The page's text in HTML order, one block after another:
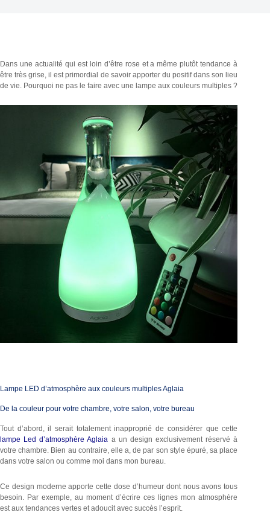
Dans une actualité qui est loin d’être rose et a même plutôt tendance à
être très grise, il est primordial de savoir apporter du positif dans son lieu
de vie. Pourquoi ne pas le faire avec une lampe aux couleurs multiples ?
Lampe LED d’atmosphère aux couleurs multiples Aglaia
De la couleur pour votre chambre, votre salon, votre bureau
Tout d’abord, il serait totalement inapproprié de considérer que cette
lampe Led d’atmosphère Aglaia a un design exclusivement réservé à
votre chambre. Bien au contraire, elle a, de par son style épuré, sa place
dans votre salon ou comme moi dans mon bureau.
Ce design moderne apporte cette dose d’humeur dont nous avons tous
besoin. Par exemple, au moment d’écrire ces lignes mon atmosphère
est aux tendances vertes et adoucit avec succès l’esprit.